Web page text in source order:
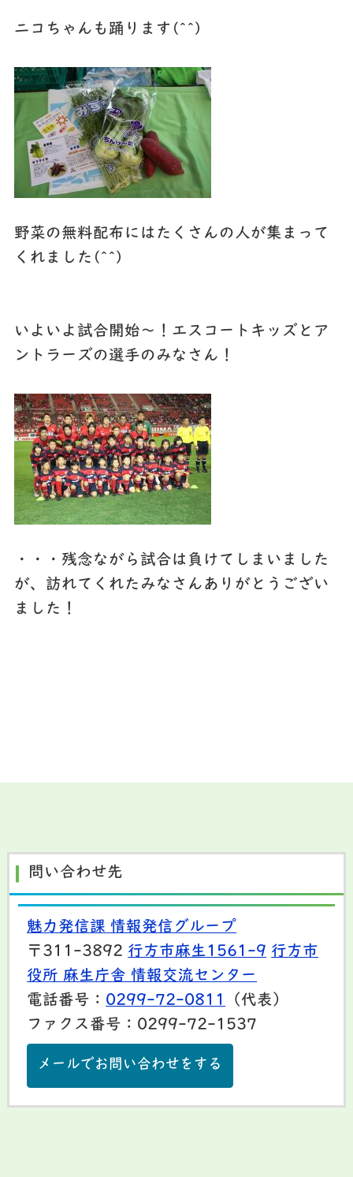
ニコちゃんも踊ります(^^)
野菜の無料配布にはたくさんの人が集まって
くれました(^^)
いよいよ試合開始～！エスコートキッズとア
ントラーズの選手のみなさん！
・・・残念ながら試合は負けてしまいました
が、訪れてくれたみなさんありがとうござい
ました！
問い合わせ先
魅力発信課 情報発信グループ
〒311-3892 行方市麻生1561-9 行方市
役所 麻生庁舎 情報交流センター
電話番号： 0299-72-0811
（代表）
ファクス番号：0299-72-1537
メールでお問い合わせをする